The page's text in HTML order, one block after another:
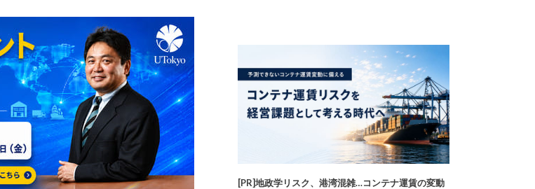
[PR]地政学リスク、港湾混雑…コンテナ運賃の変動